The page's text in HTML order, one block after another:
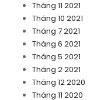
Tháng 11 2021
Tháng 10 2021
Tháng 7 2021
Tháng 6 2021
Tháng 5 2021
Tháng 2 2021
Tháng 12 2020
Tháng 11 2020